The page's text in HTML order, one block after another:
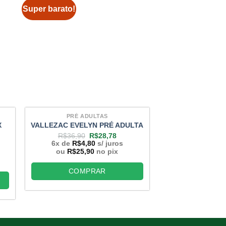
Super barato!
PRÉ ADULTAS
VALLEZAC EVELYN PRÉ ADULTA
R$36,90 O
preço
original
era:
R$36,90.
R$28,78O
preço
atual
é:
R$28,78.
6x de R$4,80 s/ juros
ou R$25,90 no pix
COMPRAR